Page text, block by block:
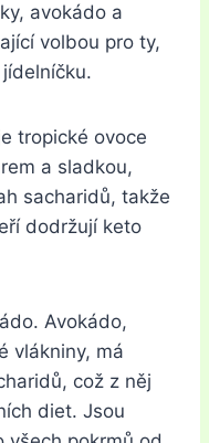
avokádo a
volbou pro ty,
tropické ovoce
a sladkou,
sacharidů, takže
dodržují keto
Avokádo,
vlákniny, má
což z něj
diet. Jsou